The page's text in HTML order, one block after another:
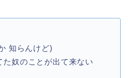
知らんけど)
た奴のことが出て来ない